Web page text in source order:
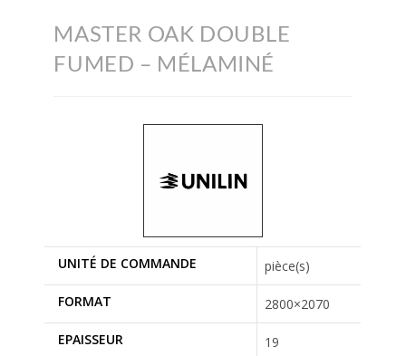
MASTER OAK DOUBLE
FUMED – MÉLAMINÉ
UNITÉ DE COMMANDE pièce(s)
FORMAT 2800×2070
EPAISSEUR 19